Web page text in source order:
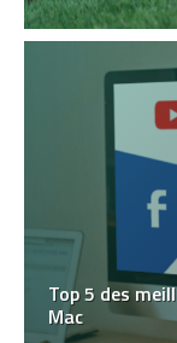
Top 5 des
Mac